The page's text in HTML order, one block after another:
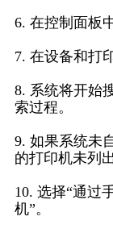
6. 在控制面板
7. 在设备和打
8. 系统将开始
索过程。
9. 如果系统未
的打印机未列出
10. 选择“通过
机”。